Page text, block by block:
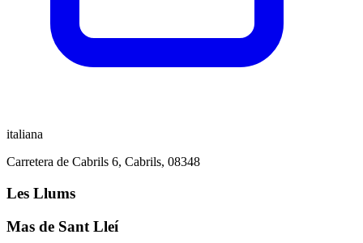
italiana
Carretera de Cabrils 6, Cabrils, 08348
Les Llums
Mas de Sant Lleí